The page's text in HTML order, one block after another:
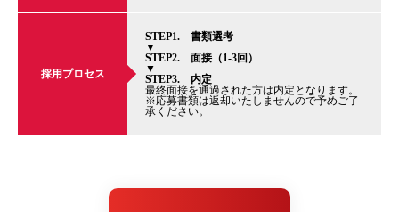
採用プロセス
STEP1. 書類選考
▼
STEP2. 面接（1-3回）
▼
STEP3. 内定
最終面接を通過された方は内定となります。
※応募書類は返却いたしませんので予めご了
承ください。